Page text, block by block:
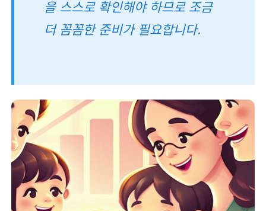
을 스스로 확인해야 하므로 조금
더 꼼꼼한 준비가 필요합니다.